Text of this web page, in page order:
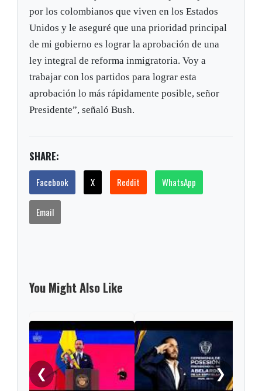
por los colombianos que viven en los Estados
Unidos y le aseguré que una prioridad principal
de mi gobierno es lograr la aprobación de una
ley integral de reforma inmigratoria. Voy a
trabajar con los partidos para lograr esta
aprobación lo más rápidamente posible, señor
Presidente”, señaló Bush.
SHARE:
Facebook X Reddit WhatsApp
Email
You Might Also Like
❮ ❯